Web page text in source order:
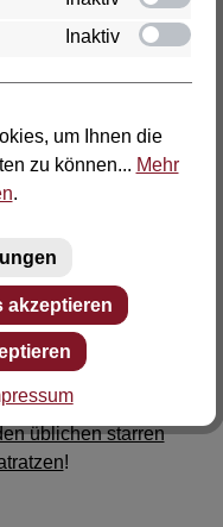
Matratze in
Und das
vorenthalten:
sensationell
Erwartungen
wichtig:
dass
Flügeln
üblichen starren
!
Inaktiv
um Ihnen die
zu können... Mehr
.
akzeptieren